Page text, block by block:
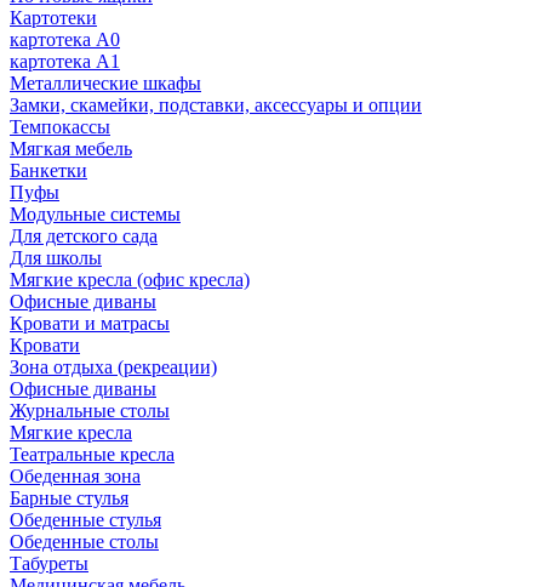
Картотеки
картотека А0
картотека А1
Металлические шкафы
Замки, скамейки, подставки, аксессуары и опции
Темпокассы
Мягкая мебель
Банкетки
Пуфы
Модульные системы
Для детского сада
Для школы
Мягкие кресла (офис кресла)
Офисные диваны
Кровати и матрасы
Кровати
Зона отдыха (рекреации)
Офисные диваны
Журнальные столы
Мягкие кресла
Театральные кресла
Обеденная зона
Барные стулья
Обеденные стулья
Обеденные столы
Табуреты